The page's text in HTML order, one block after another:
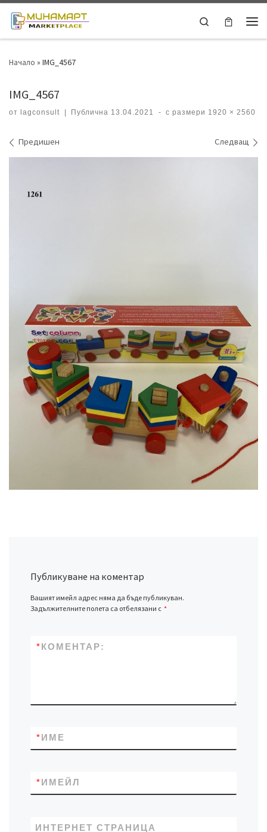
Skip to content
Search
Начало » IMG_4567
IMG_4567
от lagconsult Публична 13.04.2021 - с размери 1920 × 2560
Навигация на изображения
Предишен Следващ
Публикуване на коментар
Вашият имейл адрес няма да бъде публикуван.
Задължителните полета са отбелязани с *
КОМЕНТАР:
*
ИМЕ
*
ИМЕЙЛ
*
ИНТЕРНЕТ СТРАНИЦА